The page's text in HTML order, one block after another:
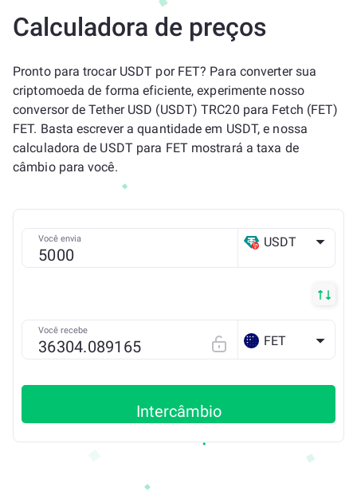
Calculadora de preços
Pronto para trocar USDT por FET? Para converter sua
criptomoeda de forma eficiente, experimente nosso
conversor de Tether USD (USDT) TRC20 para Fetch (FET)
FET. Basta escrever a quantidade em USDT, e nossa
calculadora de USDT para FET mostrará a taxa de
câmbio para você.
Você envia USDT
Você recebe
FET
Intercâmbio